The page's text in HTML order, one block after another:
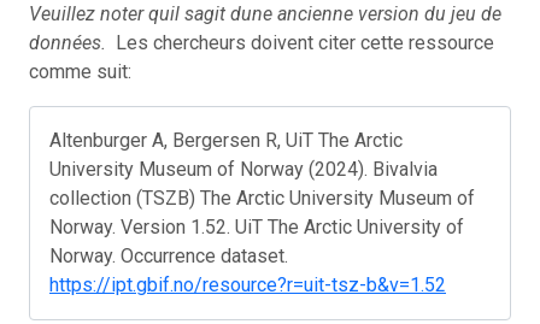
Veuillez noter quil sagit dune ancienne version du jeu de
données. Les chercheurs doivent citer cette ressource
comme suit:
Altenburger A, Bergersen R, UiT The Arctic
University Museum of Norway (2024). Bivalvia
collection (TSZB) The Arctic University Museum of
Norway. Version 1.52. UiT The Arctic University of
Norway. Occurrence dataset.
https://ipt.gbif.no/resource?r=uit-tsz-b&v=1.52